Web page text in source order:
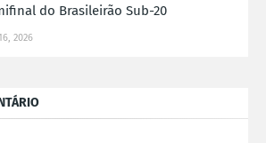
do Brasileirão Sub-20
2026